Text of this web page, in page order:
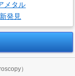
メタル
発見
）